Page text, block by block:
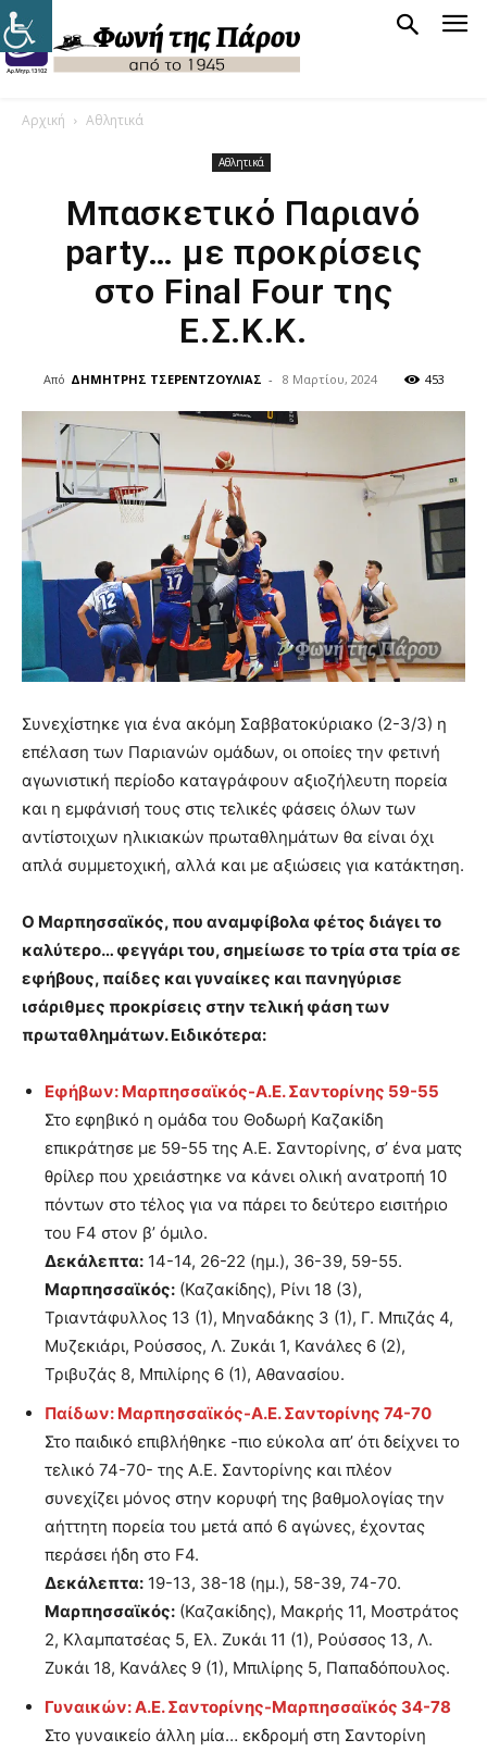
Αρχική Αθλητικά
Αθλητικά
Μπασκετικό Παριανό
party… με προκρίσεις
στο Final Four της
Ε.Σ.Κ.Κ.
Από ΔΗΜΗΤΡΗΣ ΤΣΕΡΕΝΤΖΟΥΛΙΑΣ - 8 Μαρτίου, 2024 453
Συνεχίστηκε για ένα ακόμη Σαββατοκύριακο (2-3/3) η
επέλαση των Παριανών ομάδων, οι οποίες την φετινή
αγωνιστική περίοδο καταγράφουν αξιοζήλευτη πορεία
και η εμφάνισή τους στις τελικές φάσεις όλων των
αντίστοιχων ηλικιακών πρωταθλημάτων θα είναι όχι
απλά συμμετοχική, αλλά και με αξιώσεις για κατάκτηση.
Ο Μαρπησσαϊκός, που αναμφίβολα φέτος διάγει το
καλύτερο… φεγγάρι του, σημείωσε το τρία στα τρία σε
εφήβους, παίδες και γυναίκες και πανηγύρισε
ισάριθμες προκρίσεις στην τελική φάση των
πρωταθλημάτων. Ειδικότερα:
Εφήβων: Μαρπησσαϊκός-Α.Ε. Σαντορίνης 59-55
Στο εφηβικό η ομάδα του Θοδωρή Καζακίδη
επικράτησε με 59-55 της Α.Ε. Σαντορίνης, σ’ ένα ματς
θρίλερ που χρειάστηκε να κάνει ολική ανατροπή 10
πόντων στο τέλος για να πάρει το δεύτερο εισιτήριο
του F4 στον β’ όμιλο.
Δεκάλεπτα: 14-14, 26-22 (ημ.), 36-39, 59-55.
Μαρπησσαϊκός: (Καζακίδης), Ρίνι 18 (3),
Τριαντάφυλλος 13 (1), Μηναδάκης 3 (1), Γ. Μπιζάς 4,
Μυζεκιάρι, Ρούσσος, Λ. Ζυκάι 1, Κανάλες 6 (2),
Τριβυζάς 8, Μπιλίρης 6 (1), Αθανασίου.
Παίδων: Μαρπησσαϊκός-Α.Ε. Σαντορίνης 74-70
Στο παιδικό επιβλήθηκε -πιο εύκολα απ’ ότι δείχνει το
τελικό 74-70- της Α.Ε. Σαντορίνης και πλέον
συνεχίζει μόνος στην κορυφή της βαθμολογίας την
αήττητη πορεία του μετά από 6 αγώνες, έχοντας
περάσει ήδη στο F4.
Δεκάλεπτα: 19-13, 38-18 (ημ.), 58-39, 74-70.
Μαρπησσαϊκός: (Καζακίδης), Μακρής 11, Μοστράτος
2, Κλαμπατσέας 5, Ελ. Ζυκάι 11 (1), Ρούσσος 13, Λ.
Ζυκάι 18, Κανάλες 9 (1), Μπιλίρης 5, Παπαδόπουλος.
Γυναικών: Α.Ε. Σαντορίνης-Μαρπησσαϊκός 34-78
Στο γυναικείο άλλη μία… εκδρομή στη Σαντορίνη